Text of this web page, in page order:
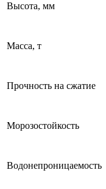
Высота, мм
Масса, т
Прочность на сжатие
Морозостойкость
Водонепроницаемость